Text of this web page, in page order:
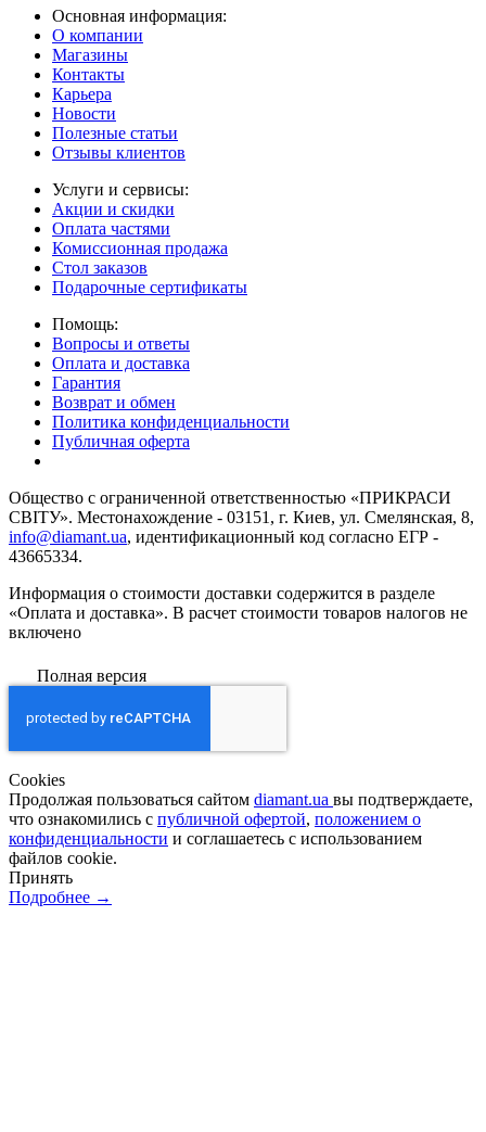
Основная информация:
О компании
Магазины
Контакты
Карьера
Новости
Полезные статьи
Отзывы клиентов
Услуги и сервисы:
Акции и скидки
Оплата частями
Комиссионная продажа
Стол заказов
Подарочные сертификаты
Помощь:
Вопросы и ответы
Оплата и доставка
Гарантия
Возврат и обмен
Политика конфиденциальности
Публичная оферта
Общество с ограниченной ответственностью «ПРИКРАСИ
СВІТУ». Местонахождение - 03151, г. Киев, ул. Смелянская, 8,
info@diamant.ua, идентификационный код согласно ЕГР -
43665334.
Информация о стоимости доставки содержится в разделе
«Оплата и доставка». В расчет стоимости товаров налогов не
включено
Полная версия
Сookies
Продолжая пользоваться сайтом diamant.ua вы подтверждаете,
что ознакомились с публичной офертой, положением о
конфиденциальности и соглашаетесь с использованием
файлов cookie.
Принять
Подробнее →